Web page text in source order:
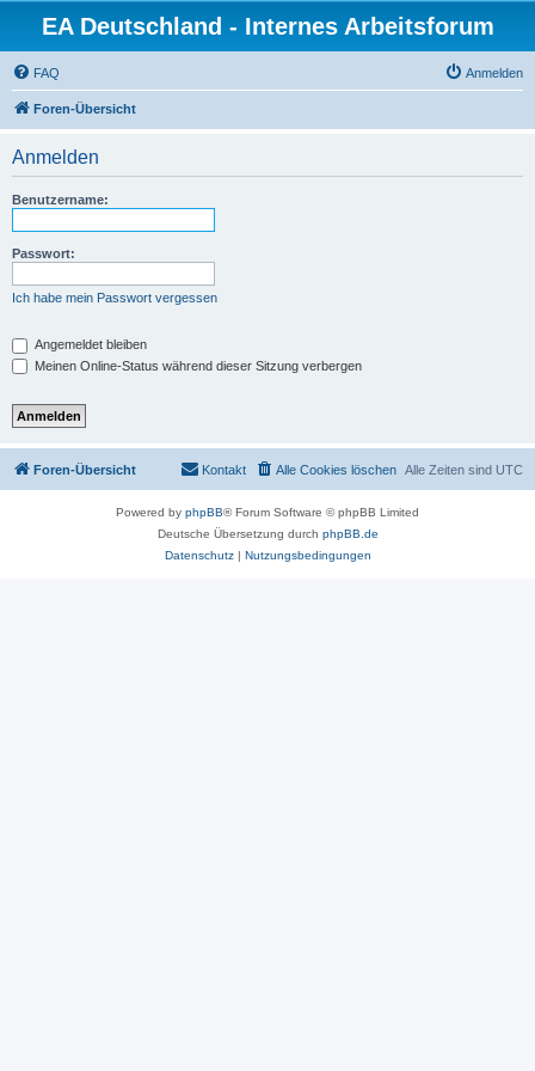
EA Deutschland - Internes Arbeitsforum
FAQ Anmelden
Foren-Übersicht
Anmelden
Benutzername:
Passwort:
Ich habe mein Passwort vergessen
Angemeldet bleiben
Meinen Online-Status während dieser Sitzung verbergen
Foren-Übersicht Alle Zeiten sind UTC
Alle Cookies löschen
Kontakt
Powered by phpBB® Forum Software © phpBB Limited
Deutsche Übersetzung durch phpBB.de
Datenschutz| Nutzungsbedingungen